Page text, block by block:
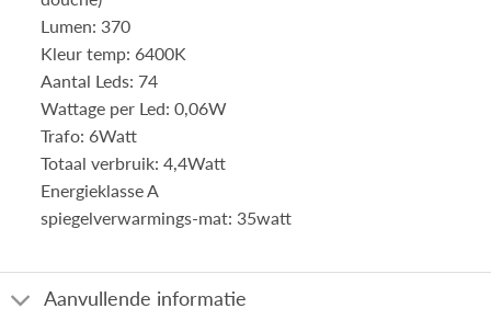
Lumen: 370
Kleur temp: 6400K
Aantal Leds: 74
Wattage per Led: 0,06W
Trafo: 6Watt
Totaal verbruik: 4,4Watt
Energieklasse A
spiegelverwarmings-mat: 35watt
Aanvullende informatie